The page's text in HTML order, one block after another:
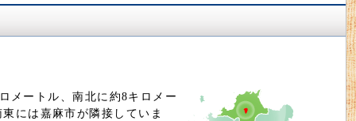
メートル、南北に約8キロメー
には嘉麻市が隣接していま